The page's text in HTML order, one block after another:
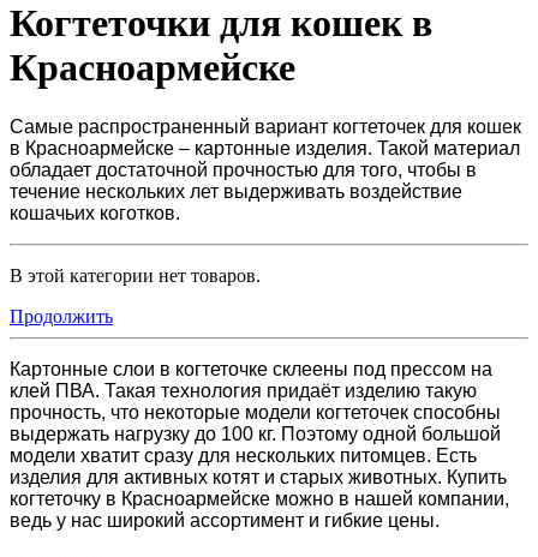
Когтеточки для кошек в
Красноармейске
Самые распространенный вариант когтеточек для кошек
в Красноармейске – картонные изделия. Такой материал
обладает достаточной прочностью для того, чтобы в
течение нескольких лет выдерживать воздействие
кошачьих коготков.
В этой категории нет товаров.
Продолжить
Картонные слои в когтеточке склеены под прессом на
клей ПВА. Такая технология придаёт изделию такую
прочность, что некоторые модели когтеточек способны
выдержать нагрузку до 100 кг. Поэтому одной большой
модели хватит сразу для нескольких питомцев. Есть
изделия для активных котят и старых животных. Купить
когтеточку в Красноармейске можно в нашей компании,
ведь у нас широкий ассортимент и гибкие цены.